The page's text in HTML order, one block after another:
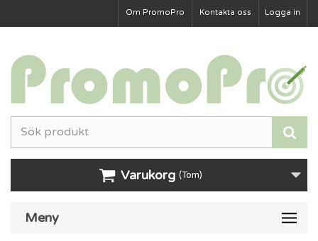
Logga in
Kontakta oss
Om PromoPro
Varukorg (Tom)
Meny